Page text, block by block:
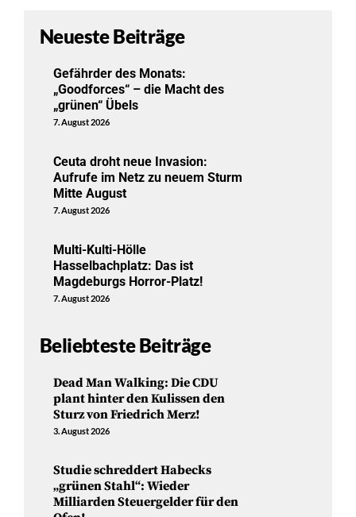
Neueste Beiträge
Gefährder des Monats:
„Goodforces“ – die Macht des
„grünen“ Übels
7. August 2026
Ceuta droht neue Invasion:
Aufrufe im Netz zu neuem Sturm
Mitte August
7. August 2026
Multi-Kulti-Hölle
Hasselbachplatz: Das ist
Magdeburgs Horror-Platz!
7. August 2026
Beliebteste Beiträge
Dead Man Walking: Die CDU
plant hinter den Kulissen den
Sturz von Friedrich Merz!
3. August 2026
Studie schreddert Habecks
„grünen Stahl“: Wieder
Milliarden Steuergelder für den